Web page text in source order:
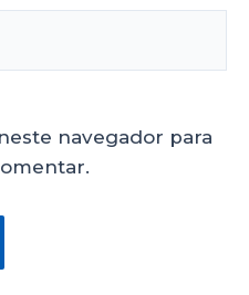
navegador para